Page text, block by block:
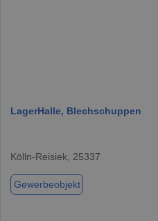
LagerHalle, Blechschuppen
Kölln-Reisiek, 25337
Gewerbeobjekt